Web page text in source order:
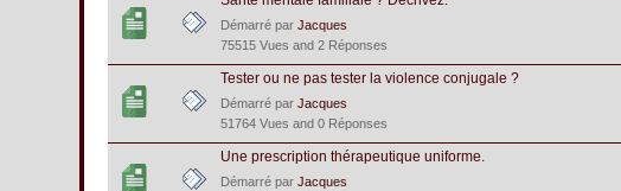
Démarré parJacques
75515 Vues and 2 Réponses
Tester ou ne pas tester la violence conjugale ?
Démarré parJacques
51764 Vues and 0 Réponses
Une prescription thérapeutique uniforme.
Démarré parJacques